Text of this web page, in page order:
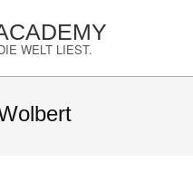
WELT LIEST.